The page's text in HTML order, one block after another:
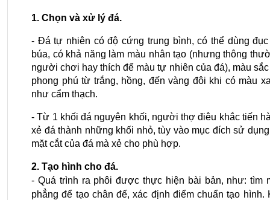
1. Chọn và xử lý đá.
- Đá tự nhiên có độ cứng trung bình, có thể dùng
búa, có khả năng làm màu nhân tạo (nhưng thông
người chơi hay thích để màu tự nhiên của đá), màu
phong phú từ trắng, hồng, đến vàng đôi khi có màu
như cẩm thạch.
- Từ 1 khối đá nguyên khối, người thợ điêu khắc tiến
xẻ đá thành những khối nhỏ, tùy vào mục đích sử
mặt cắt của đá mà xẻ cho phù hợp.
2. Tạo hình cho đá.
- Quá trình ra phôi được thực hiện bài bản, như: tìm
phẳng để tạo chân đế, xác định điểm chuẩn tạo hình.